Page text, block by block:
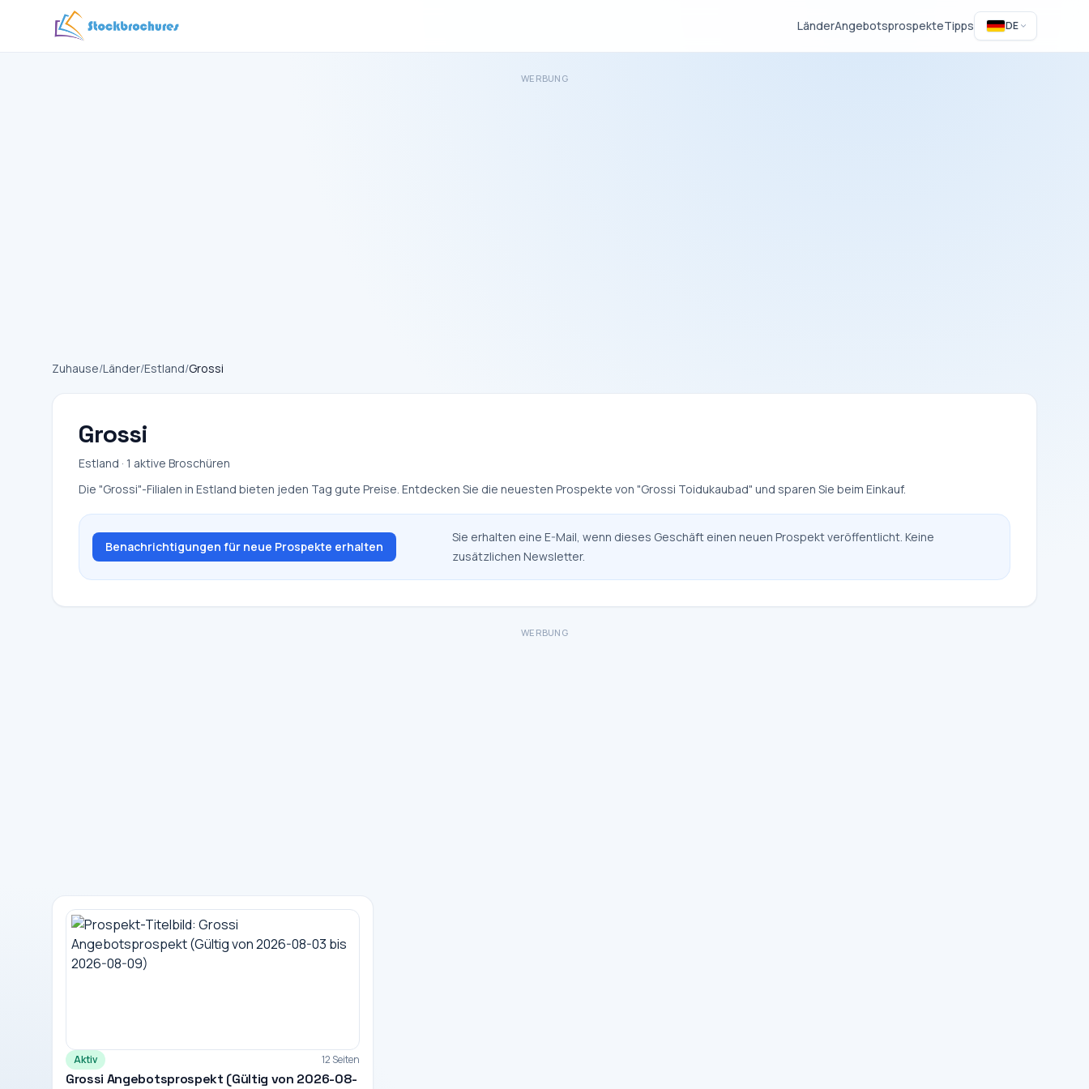
LänderAngebotsprospekteTipps DE
WERBUNG
Zuhause/Länder/Estland/Grossi
Grossi
Estland · 1 aktive Broschüren
Die "Grossi"-Filialen in Estland bieten jeden Tag gute Preise. Entdecken Sie die neuesten Prospekte von "Grossi Toidukaubad" und sparen Sie beim Einkauf.
Benachrichtigungen für neue Prospekte erhalten
Sie erhalten eine E-Mail, wenn dieses Geschäft einen neuen Prospekt veröffentlicht. Keine
zusätzlichen Newsletter.
WERBUNG
Aktiv 12 Seiten
Grossi Angebotsprospekt (Gültig von 2026-08-